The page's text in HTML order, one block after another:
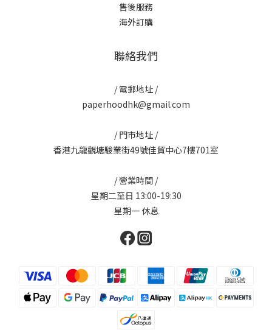
售後服務
海外訂購
聯絡我們
/ 電郵地址 /
paperhoodhk@gmail.com
/ 門市地址 /
香港九龍觀塘駿業街49號佳貿中心7樓701室
/ 營業時間 /
星期二至日 13:00-19:30
星期一 休息